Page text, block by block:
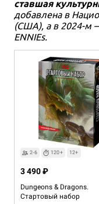
ставшая
добавлена в
(США), а в 2024-м
ENNIEs.
2-6 120+ 12+
Dungeons & Dragons.
Стартовый набор
3 490 ₽